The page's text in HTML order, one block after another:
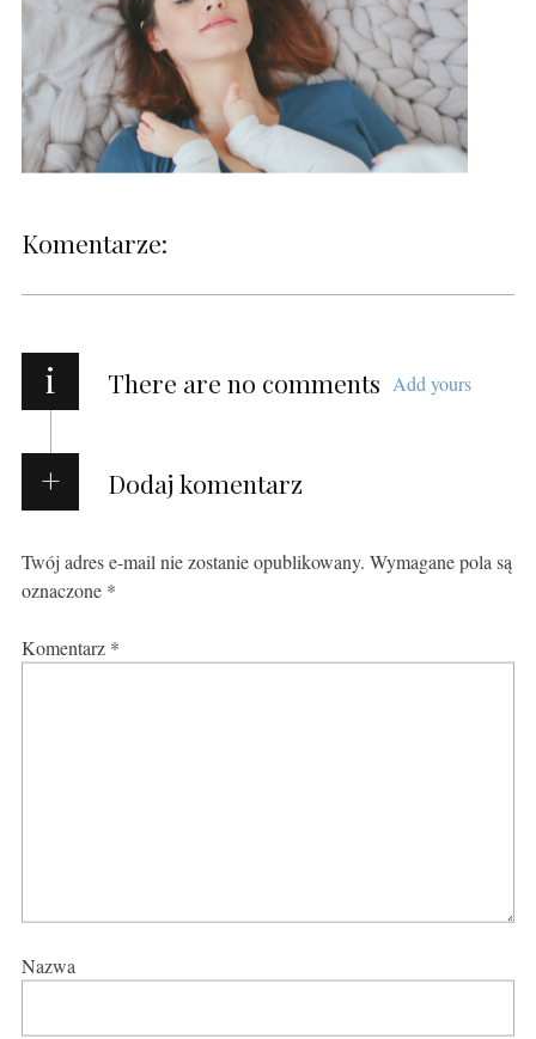
Komentarze:
i There are no comments Add yours
Dodaj komentarz
Twój adres e-mail nie zostanie opublikowany. Wymagane pola są
oznaczone *
Komentarz *
Nazwa